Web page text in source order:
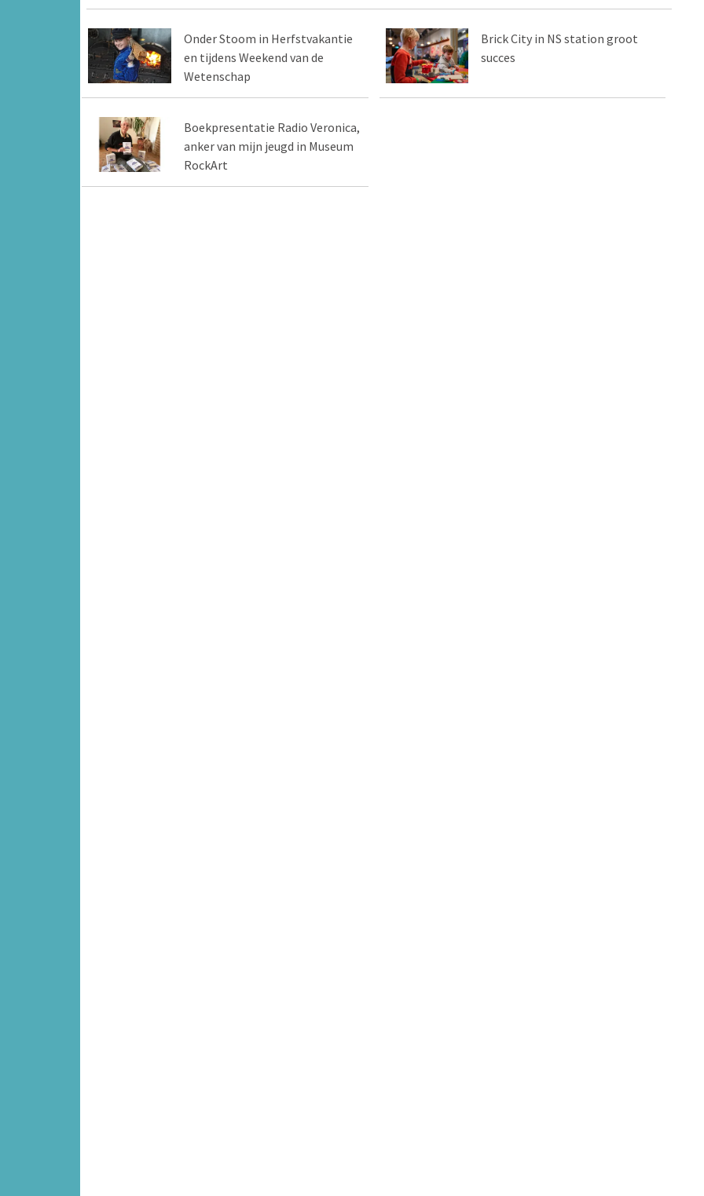
Onder Stoom in Herfstvakantie
en tijdens Weekend van de
Wetenschap
Brick City in NS station groot
succes
Boekpresentatie Radio Veronica,
anker van mijn jeugd in Museum
RockArt